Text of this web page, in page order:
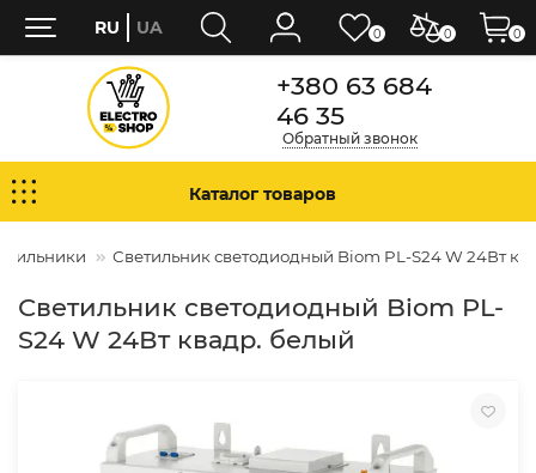
+380 63 684
46 35
Обратный звонок
Каталог товаров
Светильник светодиодный Biom PL-S24 W 24Вт
Светильник светодиодный Biom PL-
S24 W 24Вт квадр. белый
0 0
RU UA 0